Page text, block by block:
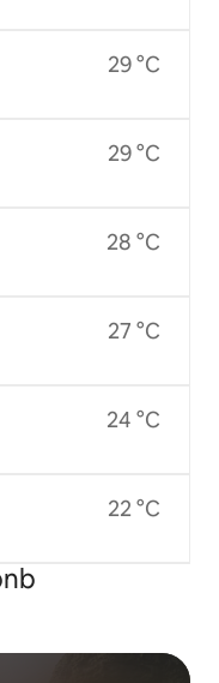
29 °C
29 °C
28 °C
27 °C
24 °C
22 °C